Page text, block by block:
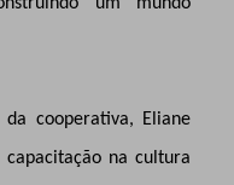
um mundo
cooperativa, Eliane
na cultura